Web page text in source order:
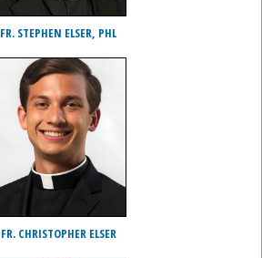
FR. STEPHEN ELSER, PHL
FR. CHRISTOPHER ELSER